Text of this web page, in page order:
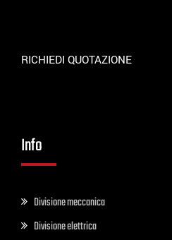
RICHIEDI QUOTAZIONE
Info
Divisione meccanica
Divisione elettrica